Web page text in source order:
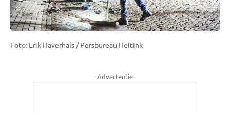
Foto: Erik Haverhals / Persbureau Heitink
Advertentie